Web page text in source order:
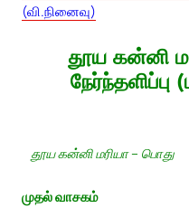
(வி.நினைவு)
தூய கன்னி
தூய கன்னி மரியா – பொது
முதல் வாசகம்